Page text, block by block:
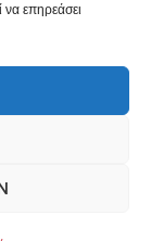
επηρεάσει